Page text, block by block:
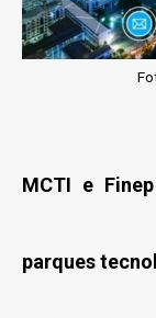
MCTI e
parques